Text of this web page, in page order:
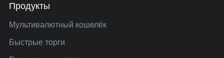
Продукты
Мультивалютный кошелёк
Быстрые торги